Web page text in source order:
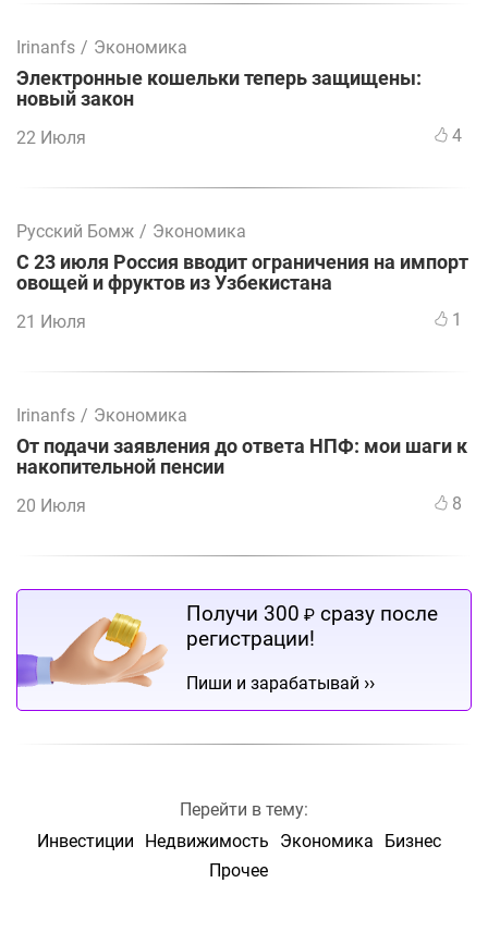
Irinanfs / Экономика
Электронные кошельки теперь защищены:
новый закон
22 Июля 4
Русский Бомж / Экономика
С 23 июля Россия вводит ограничения на импорт
овощей и фруктов из Узбекистана
21 Июля 1
Irinanfs / Экономика
От подачи заявления до ответа НПФ: мои шаги к
накопительной пенсии
20 Июля 8
Получи 300 ₽ сразу после
регистрации!
Пиши и зарабатывай ››
Перейти в тему:
Инвестиции
Недвижимость Экономика
Бизнес
Прочее